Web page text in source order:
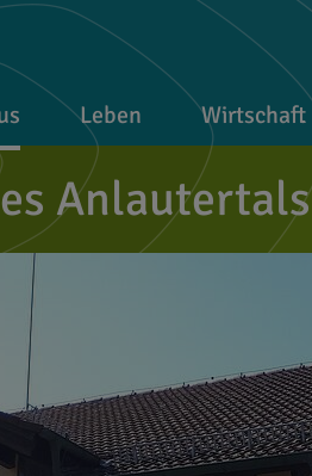
Leben Wirtschaft
Anlautertals